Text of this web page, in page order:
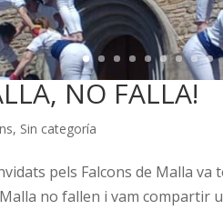
NO FALLA!
, Sin categoría
pels Falcons de Malla
Malla no fallen i vam